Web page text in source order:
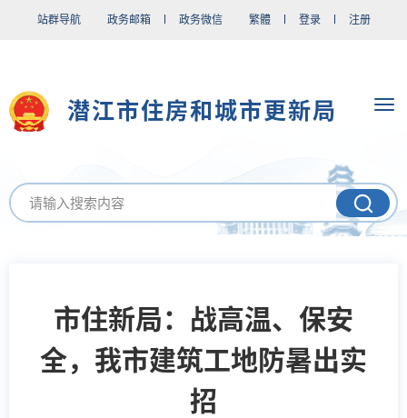
站群导航 政务邮箱 政务微信 繁體 登录 注册
潜江市住房和城市更新局
市住新局：战高温、保安
全，我市建筑工地防暑出实
招